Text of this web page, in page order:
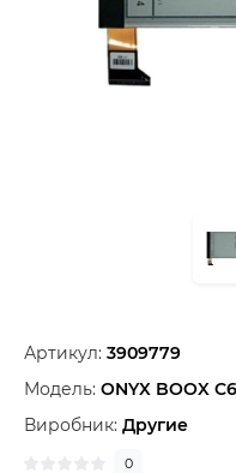
Артикул: 3909779
Модель: ONYX BOOX
Виробник: Другие
0